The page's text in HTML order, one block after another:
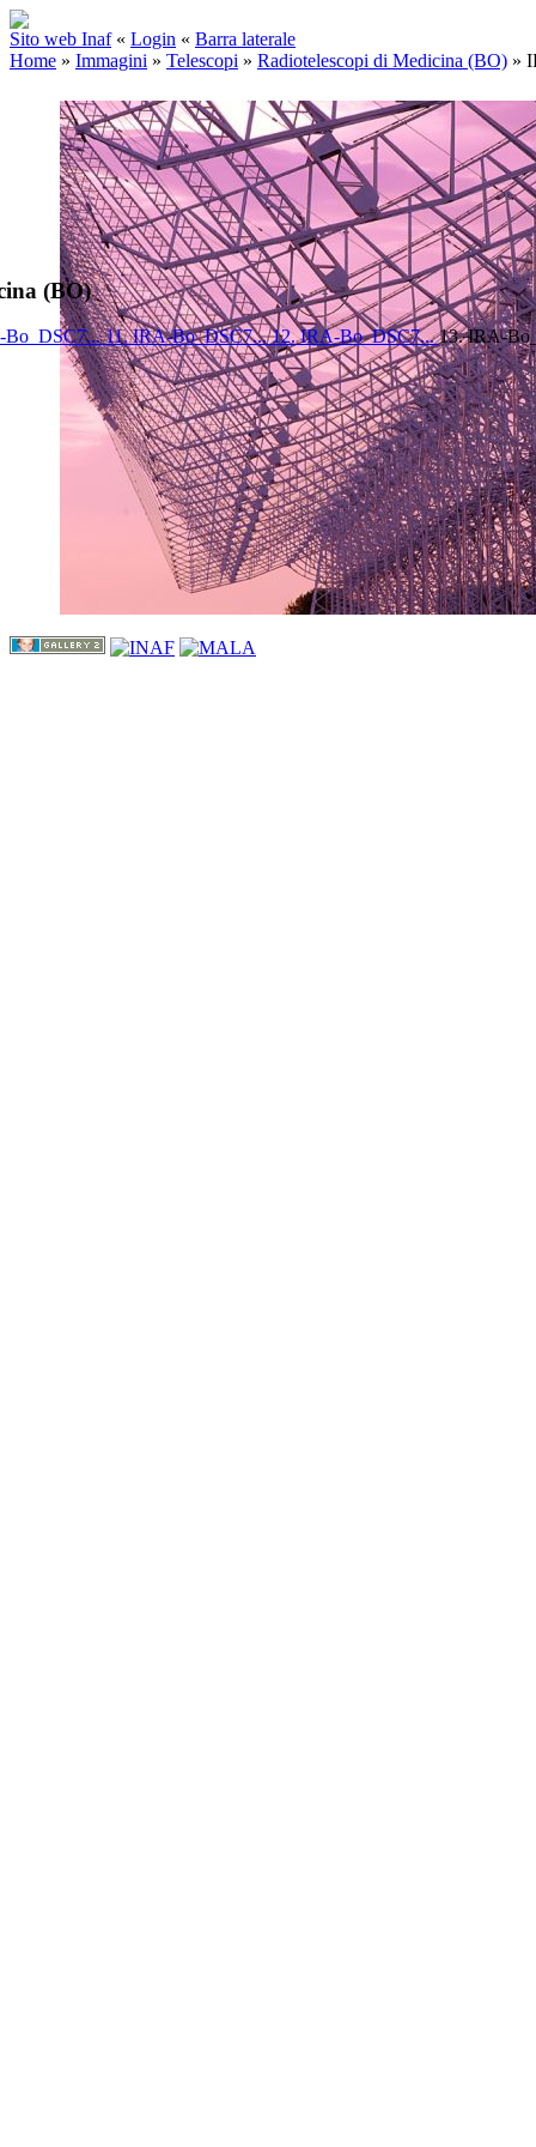
Sito web Inaf « Login « Barra laterale
Home » Immagini » Telescopi » Radiotelescopi di Medicina (BO) »
(BO)
Bo_DSC7...11. IRA-Bo_DSC7...12. IRA-Bo_DSC7...13. IRA-